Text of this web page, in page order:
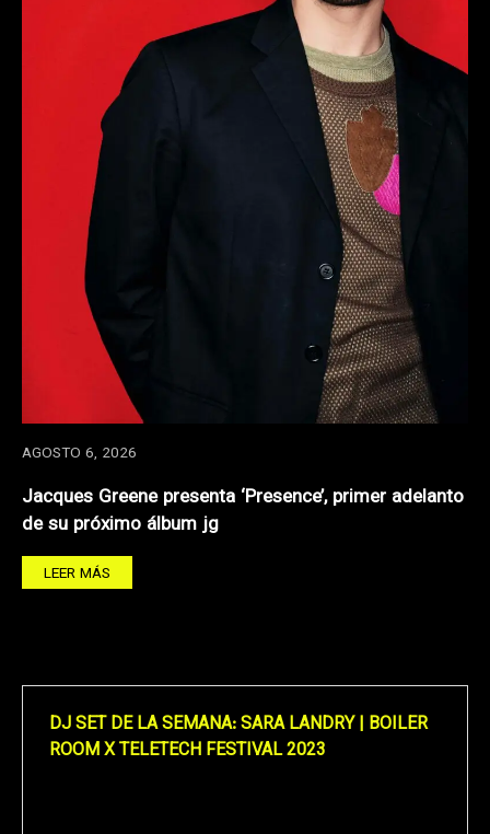
AGOSTO 6, 2026
Jacques Greene presenta ‘Presence’, primer adelanto
de su próximo álbum jg
LEER MÁS
DJ SET DE LA SEMANA: SARA LANDRY | BOILER
ROOM X TELETECH FESTIVAL 2023